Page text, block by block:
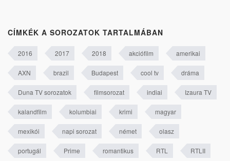
CÍMKÉK A SOROZATOK TARTALMÁBAN
2016 2017 2018 akciófilm amerikai
AXN brazil Budapest cool tv dráma
Duna TV sorozatok filmsorozat indiai Izaura TV
kalandfilm kolumbiai krimi magyar
mexikói napi sorozat német olasz
portugál Prime romantikus RTL RTLII